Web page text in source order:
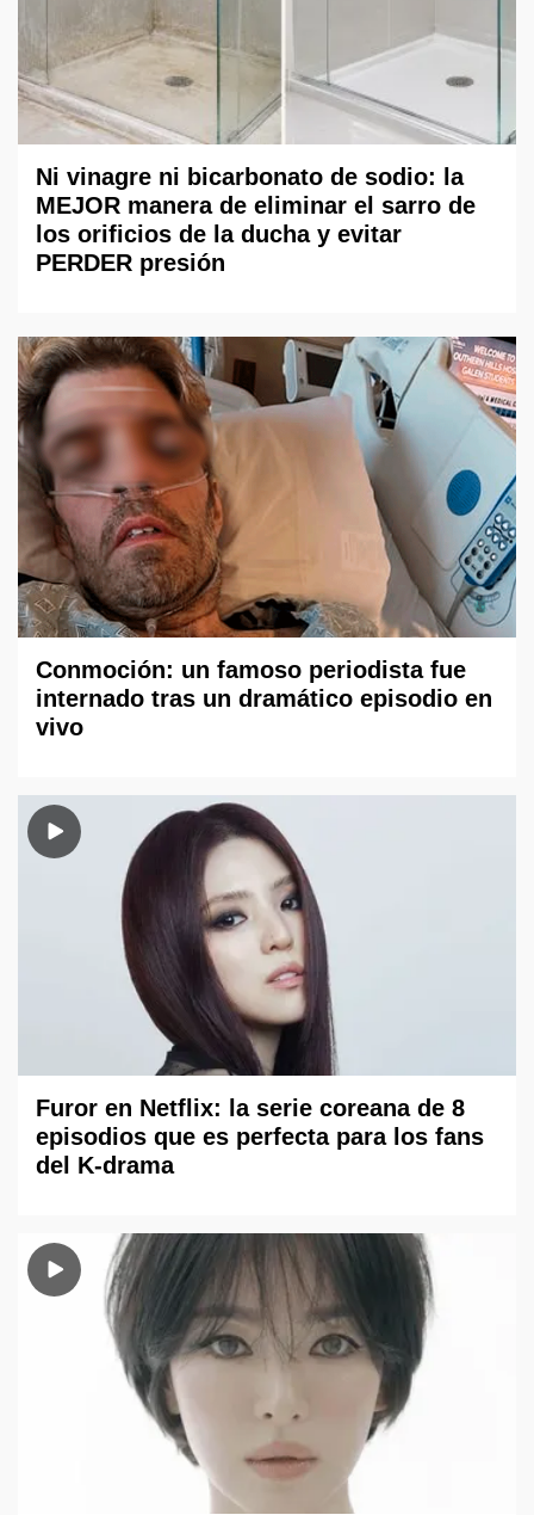
Ni vinagre ni bicarbonato de sodio: la
MEJOR manera de eliminar el sarro de
los orificios de la ducha y evitar
PERDER presión
Conmoción: un famoso periodista fue
internado tras un dramático episodio en
vivo
Furor en Netflix: la serie coreana de 8
episodios que es perfecta para los fans
del K-drama